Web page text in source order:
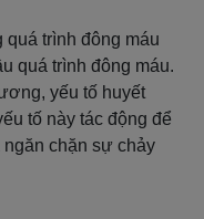
trình đông máu
quá trình đông máu.
yếu tố huyết
tố này tác động để
chặn sự chảy